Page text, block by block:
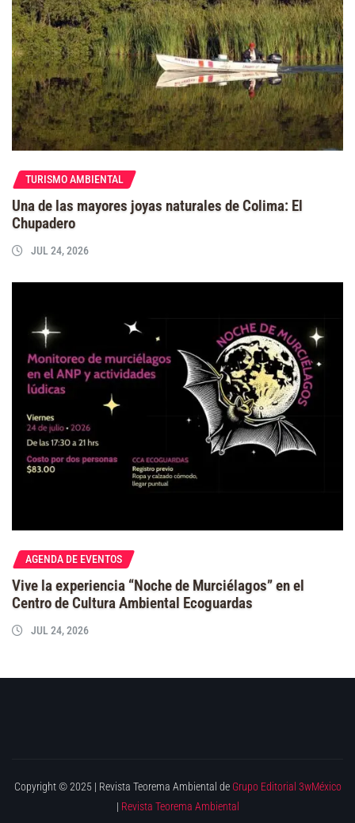
TURISMO AMBIENTAL
Una de las mayores joyas naturales de Colima: El
Chupadero
JUL 24, 2026
AGENDA DE EVENTOS
Vive la experiencia “Noche de Murciélagos” en el
Centro de Cultura Ambiental Ecoguardas
JUL 24, 2026
Copyright © 2025 | Revista Teorema Ambiental de Grupo Editorial 3wMéxico
| Revista Teorema Ambiental